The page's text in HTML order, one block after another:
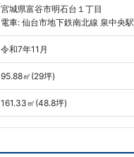
宮城県富谷市明石台１丁目
電車: 仙台市地下鉄南北線 泉中央駅
令和7年11月
95.88㎡(29坪)
161.33㎡(48.8坪)